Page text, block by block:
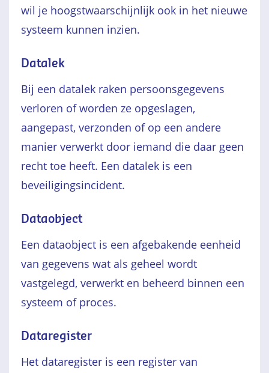
wil je hoogstwaarschijnlijk ook in het nieuwe
systeem kunnen inzien.
Datalek
Bij een datalek raken persoonsgegevens
verloren of worden ze opgeslagen,
aangepast, verzonden of op een andere
manier verwerkt door iemand die daar geen
recht toe heeft. Een datalek is een
beveiligingsincident.
Dataobject
Een dataobject is een afgebakende eenheid
van gegevens wat als geheel wordt
vastgelegd, verwerkt en beheerd binnen een
systeem of proces.
Dataregister
Het dataregister is een register van